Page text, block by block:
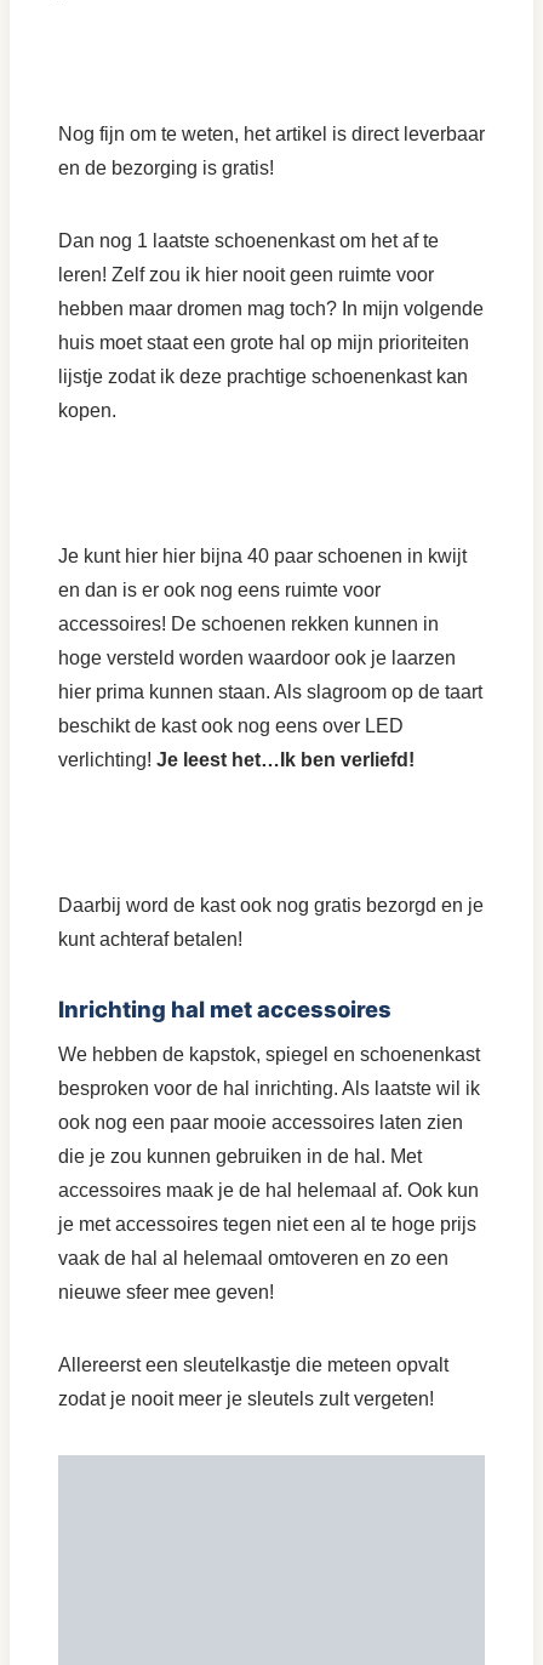
Nog fijn om te weten, het artikel is direct leverbaar
en de bezorging is gratis!
Dan nog 1 laatste schoenenkast om het af te
leren! Zelf zou ik hier nooit geen ruimte voor
hebben maar dromen mag toch? In mijn volgende
huis moet staat een grote hal op mijn prioriteiten
lijstje zodat ik deze prachtige schoenenkast kan
kopen.
Je kunt hier hier bijna 40 paar schoenen in kwijt
en dan is er ook nog eens ruimte voor
accessoires! De schoenen rekken kunnen in
hoge versteld worden waardoor ook je laarzen
hier prima kunnen staan. Als slagroom op de taart
beschikt de kast ook nog eens over LED
verlichting! Je leest het…Ik ben verliefd!
Daarbij word de kast ook nog gratis bezorgd en je
kunt achteraf betalen!
Inrichting hal met accessoires
We hebben de kapstok, spiegel en schoenenkast
besproken voor de hal inrichting. Als laatste wil ik
ook nog een paar mooie accessoires laten zien
die je zou kunnen gebruiken in de hal. Met
accessoires maak je de hal helemaal af. Ook kun
je met accessoires tegen niet een al te hoge prijs
vaak de hal al helemaal omtoveren en zo een
nieuwe sfeer mee geven!
Allereerst een sleutelkastje die meteen opvalt
zodat je nooit meer je sleutels zult vergeten!